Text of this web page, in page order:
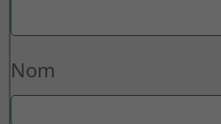
Nom